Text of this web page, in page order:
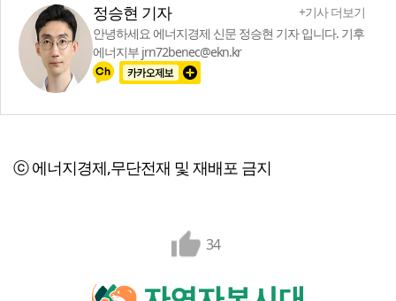
정승현 기자
+기사 더보기
안녕하세요 에너지경제 신문 정승현 기자 입니다. 기후
에너지부 jrn72benec@ekn.kr
ⓒ 에너지경제,무단전재 및 재배포 금지
34